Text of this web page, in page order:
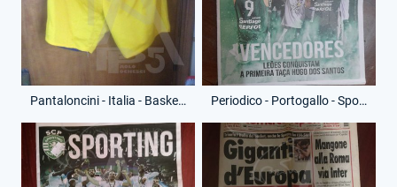
Pantaloncini - Italia - Basket Tuscolano - Anno 1996-97 Periodico - Portogallo - Sporting Lisbona - Anno 2022 - 28 Gennaio 2022 - Sporting - Vincitore Coppa Hugo Dos Santos